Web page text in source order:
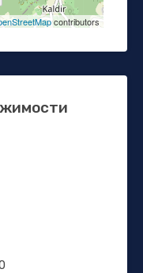
contributors